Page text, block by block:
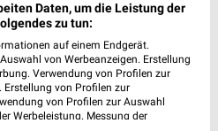
Filialen & Öffnungszeiten
Daten, um die Leistung der
zu tun:
auf einem Endgerät.
von Werbeanzeigen. Erstellung
Verwendung von Profilen zur
Erstellung von Profilen zur
von Profilen zur Auswahl
Werbeleistung. Messung der